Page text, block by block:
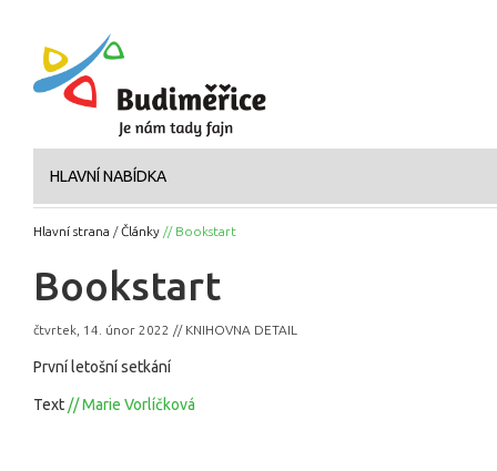
HLAVNÍ NABÍDKA
Hlavní strana /Články // Bookstart
Bookstart
čtvrtek, 14. únor 2022 // KNIHOVNA DETAIL
První letošní setkání
Text// Marie Vorlíčková